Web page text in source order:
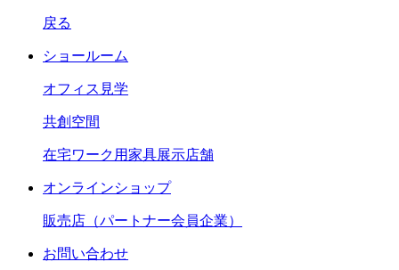
戻る
ショールーム
オフィス見学
共創空間
在宅ワーク用家具展示店舗
オンラインショップ
販売店（パートナー会員企業）
お問い合わせ